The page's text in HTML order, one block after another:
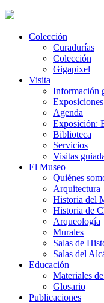
Colección
Curadurías
Colección
Gigapixel
Visita
Información
Exposiciones
Agenda
Exposición:
Biblioteca
Servicios
Visitas
El Museo
Quiénes
Arquitectura
Historia del
Historia de
Arqueología
Murales
Salas de
Salas del
Educación
Materiales
Glosario
Publicaciones